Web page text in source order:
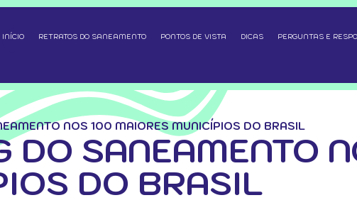
INÍCIO RETRATOS DO SANEAMENTO PONTOS DE VISTA DICAS PERGUNTAS E
NOS 100 MAIORES MUNICÍPIOS DO BRASIL
DO SANEAMENTO
DO BRASIL